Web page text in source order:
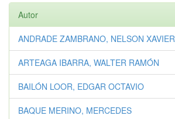
Autor
ANDRADE ZAMBRANO, NELSON XAVIER
ARTEAGA IBARRA, WALTER RAMÓN
BAILÓN LOOR, EDGAR OCTAVIO
BAQUE MERINO, MERCEDES